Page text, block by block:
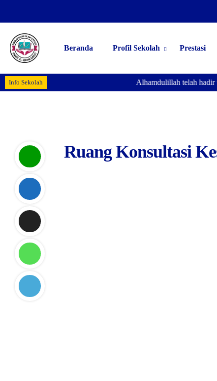
Beranda Profil Sekolah Prestasi
Info Sekolah Alhamdulillah telah hadir
Ruang Konsultasi